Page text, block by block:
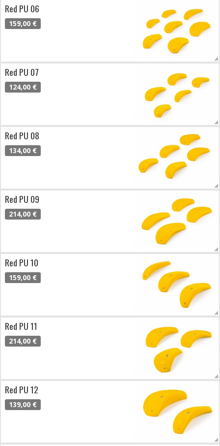
Red PU 06
159,00 €
Red PU 07
124,00 €
Red PU 08
134,00 €
Red PU 09
214,00 €
Red PU 10
159,00 €
Red PU 11
214,00 €
Red PU 12
139,00 €